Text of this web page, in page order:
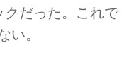
クだった。これで
い。